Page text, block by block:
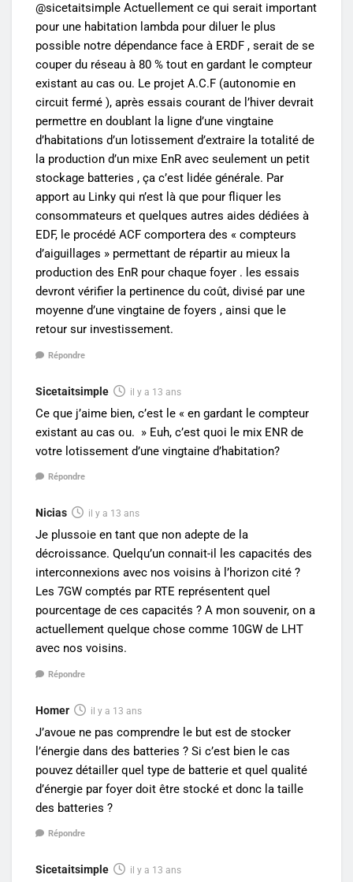
@sicetaitsimple Actuellement ce qui serait important
pour une habitation lambda pour diluer le plus
possible notre dépendance face à ERDF , serait de se
couper du réseau à 80 % tout en gardant le compteur
existant au cas ou. Le projet A.C.F (autonomie en
circuit fermé ), après essais courant de l’hiver devrait
permettre en doublant la ligne d’une vingtaine
d’habitations d’un lotissement d’extraire la totalité de
la production d’un mixe EnR avec seulement un petit
stockage batteries , ça c’est lidée générale. Par
apport au Linky qui n’est là que pour fliquer les
consommateurs et quelques autres aides dédiées à
EDF, le procédé ACF comportera des « compteurs
d’aiguillages » permettant de répartir au mieux la
production des EnR pour chaque foyer . les essais
devront vérifier la pertinence du coût, divisé par une
moyenne d’une vingtaine de foyers , ainsi que le
retour sur investissement.
Répondre
Sicetaitsimple il y a 13 ans
Ce que j’aime bien, c’est le « en gardant le compteur
existant au cas ou. » Euh, c’est quoi le mix ENR de
votre lotissement d’une vingtaine d’habitation?
Répondre
Nicias il y a 13 ans
Je plussoie en tant que non adepte de la
décroissance. Quelqu’un connait-il les capacités des
interconnexions avec nos voisins à l’horizon cité ?
Les 7GW comptés par RTE représentent quel
pourcentage de ces capacités ? A mon souvenir, on a
actuellement quelque chose comme 10GW de LHT
avec nos voisins.
Répondre
Homer il y a 13 ans
J’avoue ne pas comprendre le but est de stocker
l’énergie dans des batteries ? Si c’est bien le cas
pouvez détailler quel type de batterie et quel qualité
d’énergie par foyer doit être stocké et donc la taille
des batteries ?
Répondre
Sicetaitsimple il y a 13 ans